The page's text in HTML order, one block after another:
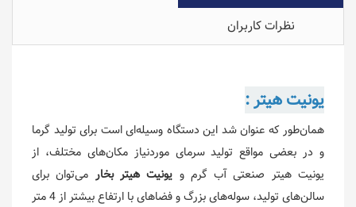
نظرات کاربران
یونیت هیتر :
همان‌طور که عنوان شد این دستگاه وسیله‌ای است برای تولید گرما
و در بعضی مواقع تولید سرمای موردنیاز مکان‌های مختلف، از
یونیت هیتر صنعتی آب گرم و یونیت هیتر بخار می‌توان برای
سالن‌های تولید، سوله‌های بزرگ و فضاهای با ارتفاع بیشتر از 4 متر